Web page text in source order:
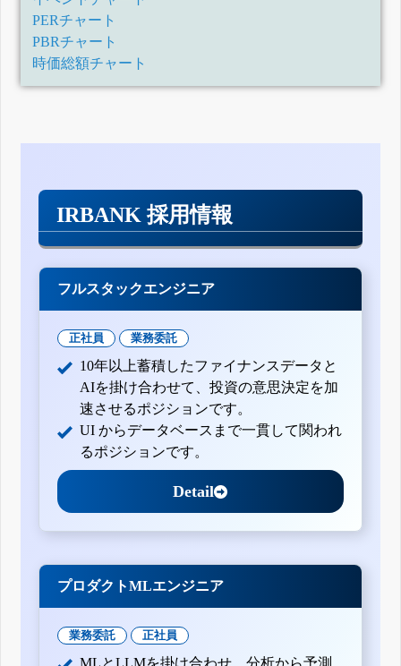
PERチャート
PBRチャート
時価総額チャート
IRBANK 採用情報
フルスタックエンジニア
正社員 業務委託
10年以上蓄積したファイナンスデータと
AIを掛け合わせて、投資の意思決定を加
速させるポジションです。
UI からデータベースまで一貫して関われ
るポジションです。
Detail
プロダクトMLエンジニア
業務委託 正社員